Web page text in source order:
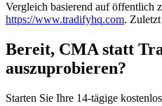
Vergleich basierend auf öffentlich
https://www.tradifyhq.com.
Bereit, CMA statt
auszuprobieren?
Starten Sie Ihre 14-tägige